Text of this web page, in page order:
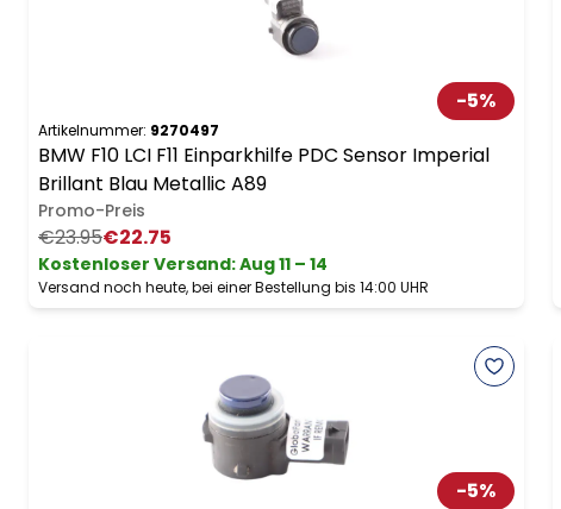
-5%
Artikelnummer: 9270497
BMW F10 LCI F11 Einparkhilfe PDC Sensor Imperial
Brillant Blau Metallic A89
Promo-Preis
€23.95€22.75
Kostenloser Versand:Aug 11 – 14
Versand noch heute, bei einer Bestellung bis 14:00 UHR
-5%